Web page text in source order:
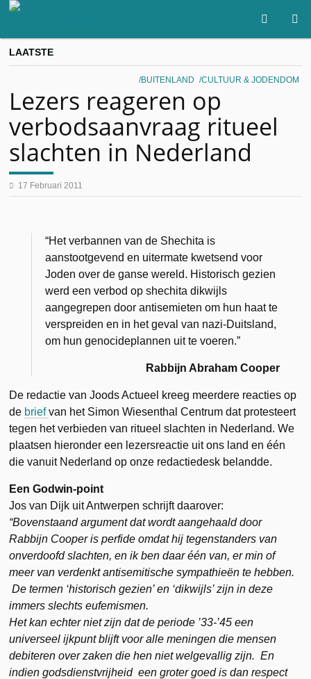
LAATSTE
BUITENLAND CULTUUR & JODENDOM
Lezers reageren op
verbodsaanvraag ritueel
slachten in Nederland
17 Februari 2011
“Het verbannen van de Shechita is
aanstootgevend en uitermate kwetsend voor
Joden over de ganse wereld. Historisch gezien
werd een verbod op shechita dikwijls
aangegrepen door antisemieten om hun haat te
verspreiden en in het geval van nazi-Duitsland,
om hun genocideplannen uit te voeren.”
Rabbijn Abraham Cooper
De redactie van Joods Actueel kreeg meerdere reacties op
de briefvan het Simon Wiesenthal Centrum dat protesteert
tegen het verbieden van ritueel slachten in Nederland. We
plaatsen hieronder een lezersreactie uit ons land en één
die vanuit Nederland op onze redactiedesk belandde.
Een Godwin-point
Jos van Dijk uit Antwerpen schrijft daarover:
“Bovenstaand argument dat wordt aangehaald door
Rabbijn Cooper is perfide omdat hij tegenstanders van
onverdoofd slachten, en ik ben daar één van, er min of
meer van verdenkt antisemitische sympathieën te hebben.
De termen ‘historisch gezien’ en ‘dikwijls’ zijn in deze
immers slechts eufemismen.
Het kan echter niet zijn dat de periode ’33-’45 een
universeel ijkpunt blijft voor alle meningen die mensen
debiteren over zaken die hen niet welgevallig zijn. En
indien godsdienstvrijheid een groter goed is dan respect